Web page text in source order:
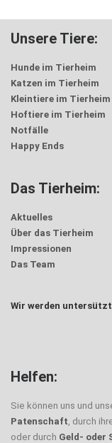
Unsere Tiere:
Hunde im Tierheim
Katzen im Tierheim
Kleintiere im Tierheim
Hoftiere im Tierheim
Notfälle
Happy Ends
Das Tierheim:
Aktuelles
Über das Tierheim
Impressionen
Das Team
Wir werden
Helfen:
Sie können uns und
Patenschaft, durch
oder durch Geld- oder